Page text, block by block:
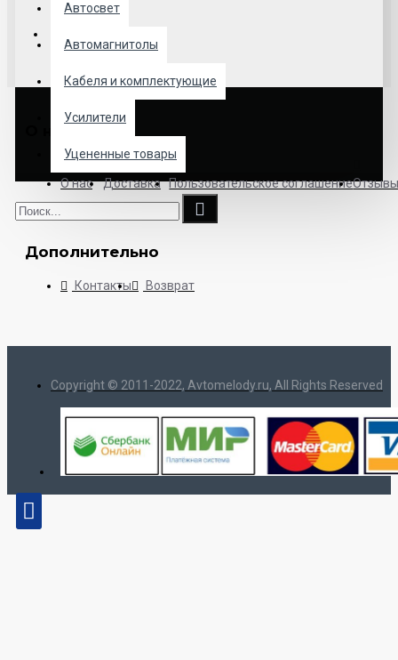
Автосвет
Автомагнитолы
Кабеля и комплектующие
Усилители
Уцененные товары
О нас Доставка Пользовательское соглашение
Дополнительно
Контакты Возврат
Copyright © 2011-2022, Avtomelody.ru, All Rights Reserved